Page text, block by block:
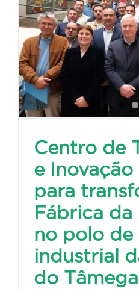
Centro de
e
para
Fábrica da
no polo de
industrial
do